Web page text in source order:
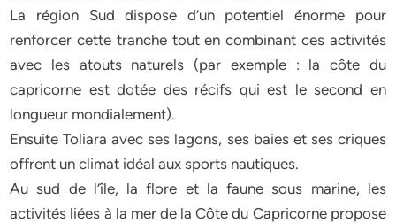
La région Sud dispose d’un potentiel énorme pour
renforcer cette tranche tout en combinant ces activités
avec les atouts naturels (par exemple : la côte du
capricorne est dotée des récifs qui est le second en
longueur mondialement).
Ensuite Toliara avec ses lagons, ses baies et ses criques
offrent un climat idéal aux sports nautiques.
Au sud de l’île, la flore et la faune sous marine, les
activités liées à la mer de la Côte du Capricorne propose